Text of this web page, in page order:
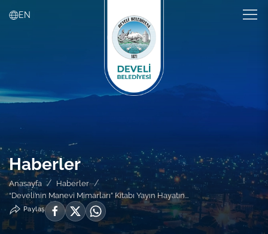
EN
Haberler
Anasayfa
Haberler
“Develi’nin Manevi Mimarları” Kitabı Yayın Hayatın...
Paylaş